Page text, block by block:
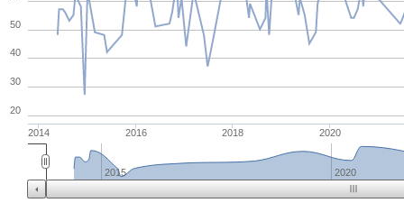
2014 2016 2018 2020
20
30
40
50
2020
2015